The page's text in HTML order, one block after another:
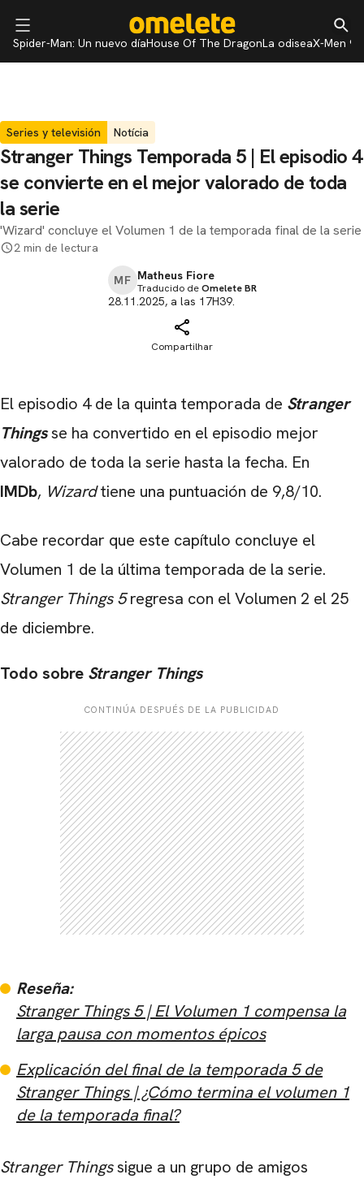
Spider-Man: Un nuevo díaHouse Of The DragonLa odiseaX-Men 97
Series y televisión Notícia
Stranger Things Temporada 5 | El episodio 4
se convierte en el mejor valorado de toda
la serie
'Wizard' concluye el Volumen 1 de la temporada final de la serie
2 min de lectura
MF Matheus Fiore
Traducido deOmelete BR
28.11.2025, a las 17H39.
Compartilhar
El episodio 4 de la quinta temporada de Stranger
Thingsse ha convertido en el episodio mejor
valorado de toda la serie hasta la fecha. En
IMDb, Wizardtiene una puntuación de 9,8/10.
Cabe recordar que este capítulo concluye el
Volumen 1 de la última temporada de la serie.
Stranger Things 5​​regresa con el Volumen 2 el 25
de diciembre.
Todo sobre Stranger Things
CONTINÚA DESPUÉS DE LA PUBLICIDAD
Reseña:
Stranger Things 5 ​​| El Volumen 1 compensa la
larga pausa con momentos épicos
Explicación del final de la temporada 5 de
Stranger Things | ¿Cómo termina el volumen 1
de la temporada final?
Stranger Thingssigue a un grupo de amigos